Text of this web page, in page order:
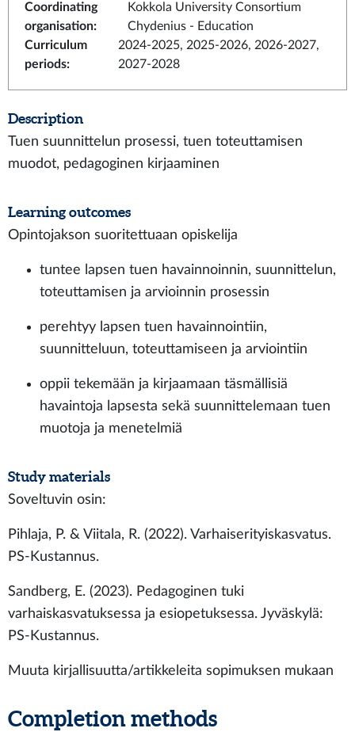
Coordinating
organisation:
Kokkola University Consortium
Chydenius - Education
Curriculum
periods:
2024-2025, 2025-2026, 2026-2027,
2027-2028
Description
Tuen suunnittelun prosessi, tuen toteuttamisen
muodot, pedagoginen kirjaaminen
Learning outcomes
Opintojakson suoritettuaan opiskelija
tuntee lapsen tuen havainnoinnin, suunnittelun,
toteuttamisen ja arvioinnin prosessin
perehtyy lapsen tuen havainnointiin,
suunnitteluun, toteuttamiseen ja arviointiin
oppii tekemään ja kirjaamaan täsmällisiä
havaintoja lapsesta sekä suunnittelemaan tuen
muotoja ja menetelmiä
Study materials
Soveltuvin osin:
Pihlaja, P. & Viitala, R. (2022). Varhaiserityiskasvatus.
PS-Kustannus.
Sandberg, E. (2023). Pedagoginen tuki
varhaiskasvatuksessa ja esiopetuksessa. Jyväskylä:
PS-Kustannus.
Muuta kirjallisuutta/artikkeleita sopimuksen mukaan
Completion methods